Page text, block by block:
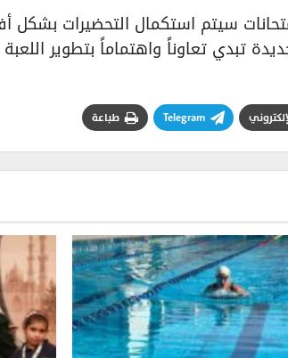
سيتم استكمال التحضيرات بشكل
تبدي تعاوناً واهتماماً بتطوير اللعبة
Telegram طباعة